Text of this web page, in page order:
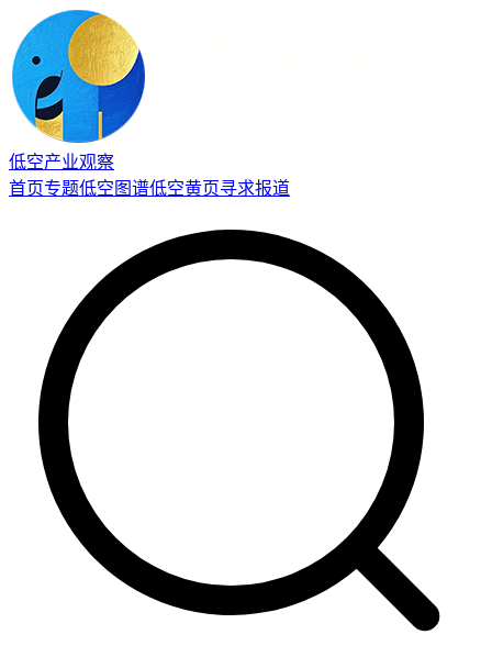
低空产业观察
首页专题低空图谱低空黄页寻求报道